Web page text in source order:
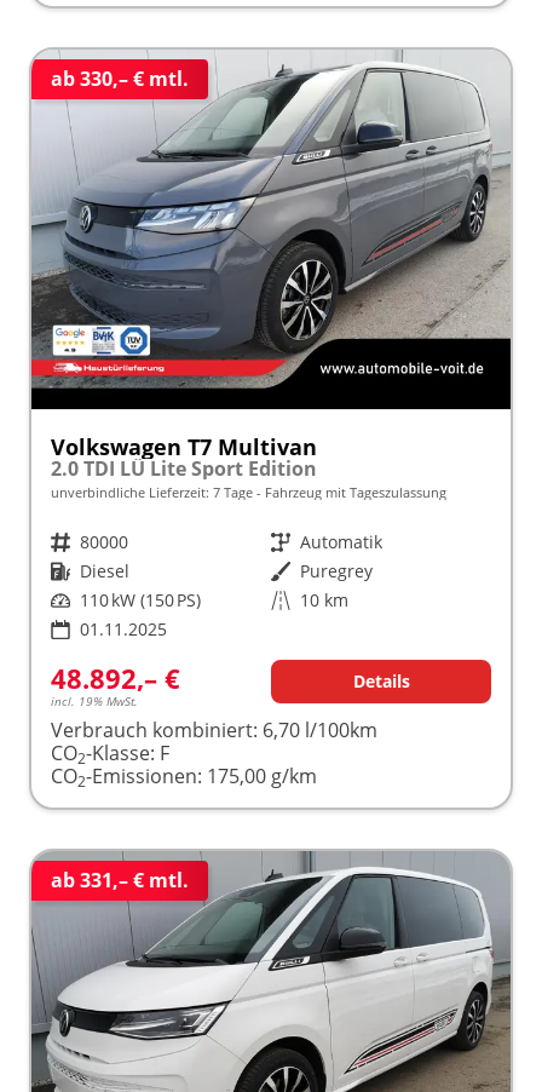
ab 330,– € mtl.
Volkswagen T7 Multivan
2.0 TDI LÜ Lite Sport Edition
unverbindliche Lieferzeit: 7 Tage Fahrzeug mit Tageszulassung
Fahrzeugnr. 80000 Getriebe Automatik
Kraftstoff Diesel Außenfarbe Puregrey
Leistung 110 kW (150 PS) Kilometerstand 10 km
01.11.2025
48.892,– €
incl. 19% MwSt.
Details
Verbrauch kombiniert: 6,70 l/100km
CO2-Klasse: F
CO2-Emissionen: 175,00 g/km
ab 331,– € mtl.